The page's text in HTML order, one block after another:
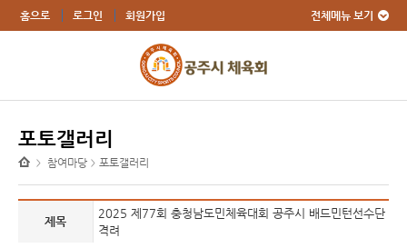
홈으로 로그인 회원가입 전체메뉴 보기
포토갤러리
> 참여마당 > 포토갤러리
제목
2025 제77회 충청남도민체육대회 공주시 배드민턴선수단
격려